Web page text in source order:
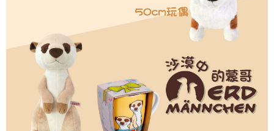
２．關於個人資料處理事宜，請瀏覽以下網址：
３．未成年的使用者請事先徵得法定代理人或監護人之同意方可使用
「AFTEE先享後付」，若未經同意申辦者引起之損失，本公司不負相關責
４．使用「AFTEE先享後付」時，將依據個別帳號之用戶狀況，依本公司即
時審查核予不同之上限額度；若仍有額度不足之情形，本公司將視審查結果
請求用戶進行身份認證。
５．嚴禁一人註冊多個帳號或使用他人資訊註冊。若發現惡意使用之情形，
恩沛科技股份有限公司將有權停止該用戶之使用額度並採取法律行動。